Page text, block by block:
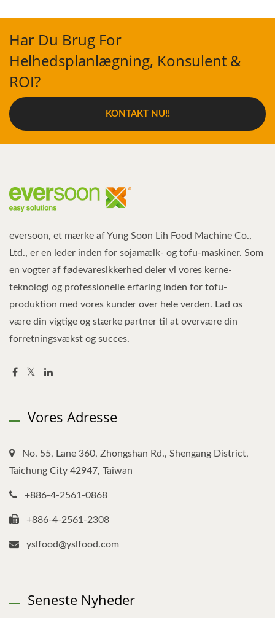
Har Du Brug For
Helhedsplanlægning, Konsulent &
ROI?
KONTAKT NU!!
eversoon, et mærke af Yung Soon Lih Food Machine Co.,
Ltd., er en leder inden for sojamælk- og tofu-maskiner. Som
en vogter af fødevaresikkerhed deler vi vores kerne-
teknologi og professionelle erfaring inden for tofu-
produktion med vores kunder over hele verden. Lad os
være din vigtige og stærke partner til at overvære din
forretningsvækst og succes.
Vores Adresse
No. 55, Lane 360, Zhongshan Rd., Shengang District,
Taichung City 42947, Taiwan
+886-4-2561-0868
+886-4-2561-2308
yslfood@yslfood.com
Seneste Nyheder